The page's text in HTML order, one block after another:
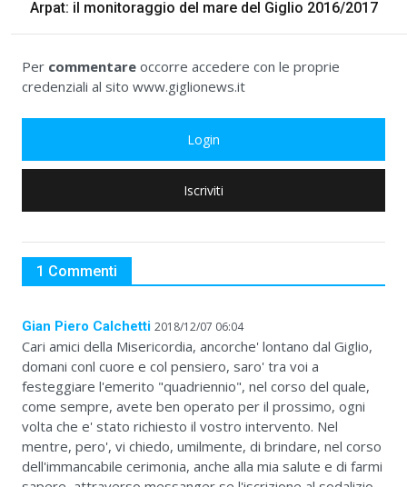
Arpat: il monitoraggio del mare del Giglio 2016/2017
Per commentare occorre accedere con le proprie
credenziali al sito www.giglionews.it
Login
Iscriviti
1 Commenti
Gian Piero Calchetti 2018/12/07 06:04
Cari amici della Misericordia, ancorche' lontano dal Giglio,
domani conl cuore e col pensiero, saro' tra voi a
festeggiare l'emerito "quadriennio", nel corso del quale,
come sempre, avete ben operato per il prossimo, ogni
volta che e' stato richiesto il vostro intervento. Nel
mentre, pero', vi chiedo, umilmente, di brindare, nel corso
dell'immancabile cerimonia, anche alla mia salute e di farmi